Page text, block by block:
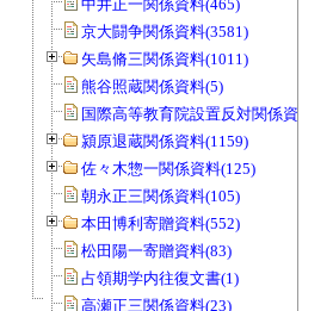
中井正一関係資料(465)
京大闘争関係資料(3581)
矢島脩三関係資料(1011)
熊谷照蔵関係資料(5)
国際高等教育院設置反対関係資料(20)
潁原退蔵関係資料(1159)
佐々木惣一関係資料(125)
朝永正三関係資料(105)
本田博利寄贈資料(552)
松田陽一寄贈資料(83)
占領期学内往復文書(1)
高瀬正三関係資料(23)